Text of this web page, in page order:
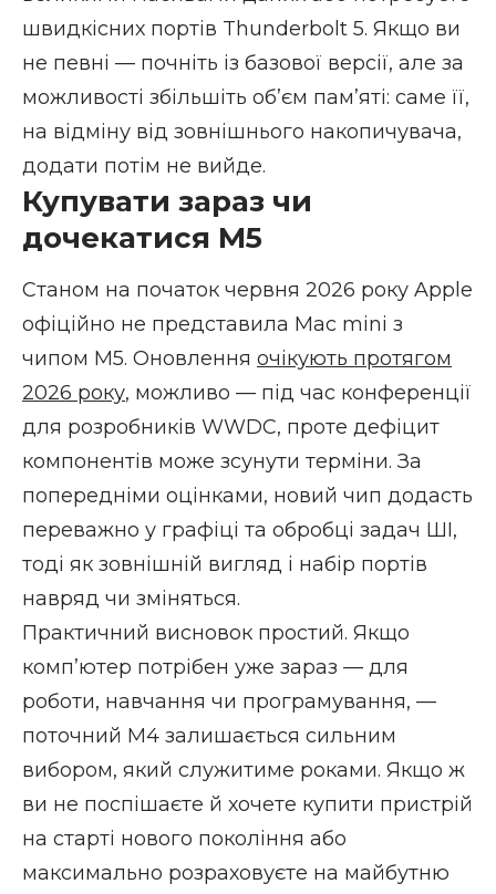
швидкісних портів Thunderbolt 5. Якщо ви
не певні — почніть із базової версії, але за
можливості збільшіть обʼєм памʼяті: саме її,
на відміну від зовнішнього накопичувача,
додати потім не вийде.
Купувати зараз чи
дочекатися M5
Станом на початок червня 2026 року Apple
офіційно не представила Mac mini з
чипом M5. Оновлення очікують протягом
2026 року, можливо — під час конференції
для розробників WWDC, проте дефіцит
компонентів може зсунути терміни. За
попередніми оцінками, новий чип додасть
переважно у графіці та обробці задач ШІ,
тоді як зовнішній вигляд і набір портів
навряд чи зміняться.
Практичний висновок простий. Якщо
компʼютер потрібен уже зараз — для
роботи, навчання чи програмування, —
поточний M4 залишається сильним
вибором, який служитиме роками. Якщо ж
ви не поспішаєте й хочете купити пристрій
на старті нового покоління або
максимально розраховуєте на майбутню